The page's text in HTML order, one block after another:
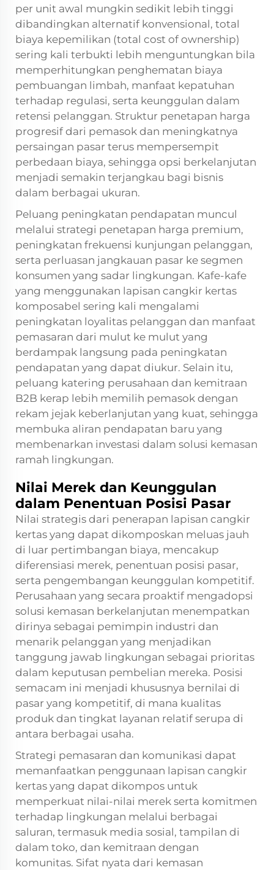
per unit awal mungkin sedikit lebih tinggi
dibandingkan alternatif konvensional, total
biaya kepemilikan (total cost of ownership)
sering kali terbukti lebih menguntungkan bila
memperhitungkan penghematan biaya
pembuangan limbah, manfaat kepatuhan
terhadap regulasi, serta keunggulan dalam
retensi pelanggan. Struktur penetapan harga
progresif dari pemasok dan meningkatnya
persaingan pasar terus mempersempit
perbedaan biaya, sehingga opsi berkelanjutan
menjadi semakin terjangkau bagi bisnis
dalam berbagai ukuran.
Peluang peningkatan pendapatan muncul
melalui strategi penetapan harga premium,
peningkatan frekuensi kunjungan pelanggan,
serta perluasan jangkauan pasar ke segmen
konsumen yang sadar lingkungan. Kafe-kafe
yang menggunakan lapisan cangkir kertas
komposabel sering kali mengalami
peningkatan loyalitas pelanggan dan manfaat
pemasaran dari mulut ke mulut yang
berdampak langsung pada peningkatan
pendapatan yang dapat diukur. Selain itu,
peluang katering perusahaan dan kemitraan
B2B kerap lebih memilih pemasok dengan
rekam jejak keberlanjutan yang kuat, sehingga
membuka aliran pendapatan baru yang
membenarkan investasi dalam solusi kemasan
ramah lingkungan.
Nilai Merek dan Keunggulan
dalam Penentuan Posisi Pasar
Nilai strategis dari penerapan lapisan cangkir
kertas yang dapat dikomposkan meluas jauh
di luar pertimbangan biaya, mencakup
diferensiasi merek, penentuan posisi pasar,
serta pengembangan keunggulan kompetitif.
Perusahaan yang secara proaktif mengadopsi
solusi kemasan berkelanjutan menempatkan
dirinya sebagai pemimpin industri dan
menarik pelanggan yang menjadikan
tanggung jawab lingkungan sebagai prioritas
dalam keputusan pembelian mereka. Posisi
semacam ini menjadi khususnya bernilai di
pasar yang kompetitif, di mana kualitas
produk dan tingkat layanan relatif serupa di
antara berbagai usaha.
Strategi pemasaran dan komunikasi dapat
memanfaatkan penggunaan lapisan cangkir
kertas yang dapat dikompos untuk
memperkuat nilai-nilai merek serta komitmen
terhadap lingkungan melalui berbagai
saluran, termasuk media sosial, tampilan di
dalam toko, dan kemitraan dengan
komunitas. Sifat nyata dari kemasan